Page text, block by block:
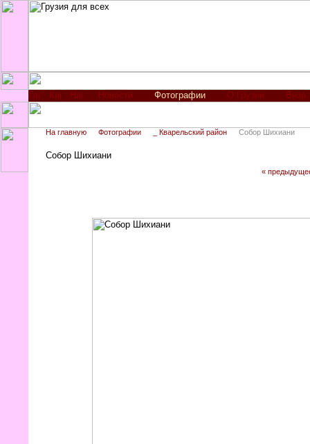
Новости Фотографии О Грузии Виза
На главную Фотографии _ Кварельский район Собор Шихиани
Собор Шихиани
«